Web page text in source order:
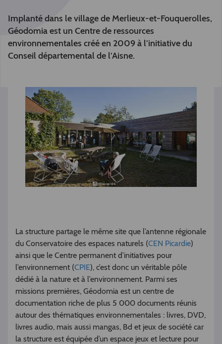
Implanté dans le village de Merlieux-et-Fouquerolles,
Géodomia est un Centre de ressources
environnementales créé en 2009 à l’initiative du
Conseil départemental de l’Aisne.
La structure partage le même site que l’antenne régionale
du Conservatoire des espaces naturels (CEN Picardie)
ainsi que le Centre permanent d’initiatives pour
l’environnement (CPIE), c’est donc un véritable pôle
dédié à la nature et à l’environnement. Parmi ses
missions premières, Géodomia est un centre de
documentation riche de plus 5 000 documents réunis
autour des thématiques environnementales : livres, DVD,
livres audio, mais aussi mangas, Bd et jeux de société car
la structure est équipée d’un espace jeux et lecture pour